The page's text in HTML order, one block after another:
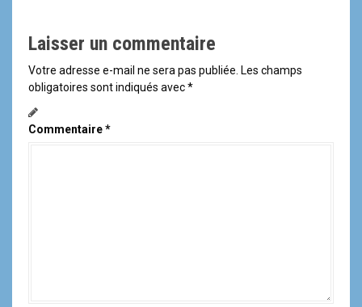
g
a
t
i
Laisser un commentaire
Votre adresse e-mail ne sera pas publiée. Les champs
obligatoires sont indiqués avec*
Commentaire*